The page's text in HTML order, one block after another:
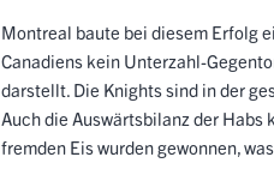
Montreal baute bei diesem Erfolg
Canadiens kein Unterzahl-
darstellt. Die Knights sind in der
Auch die Auswärtsbilanz der Habs
fremden Eis wurden gewonnen,